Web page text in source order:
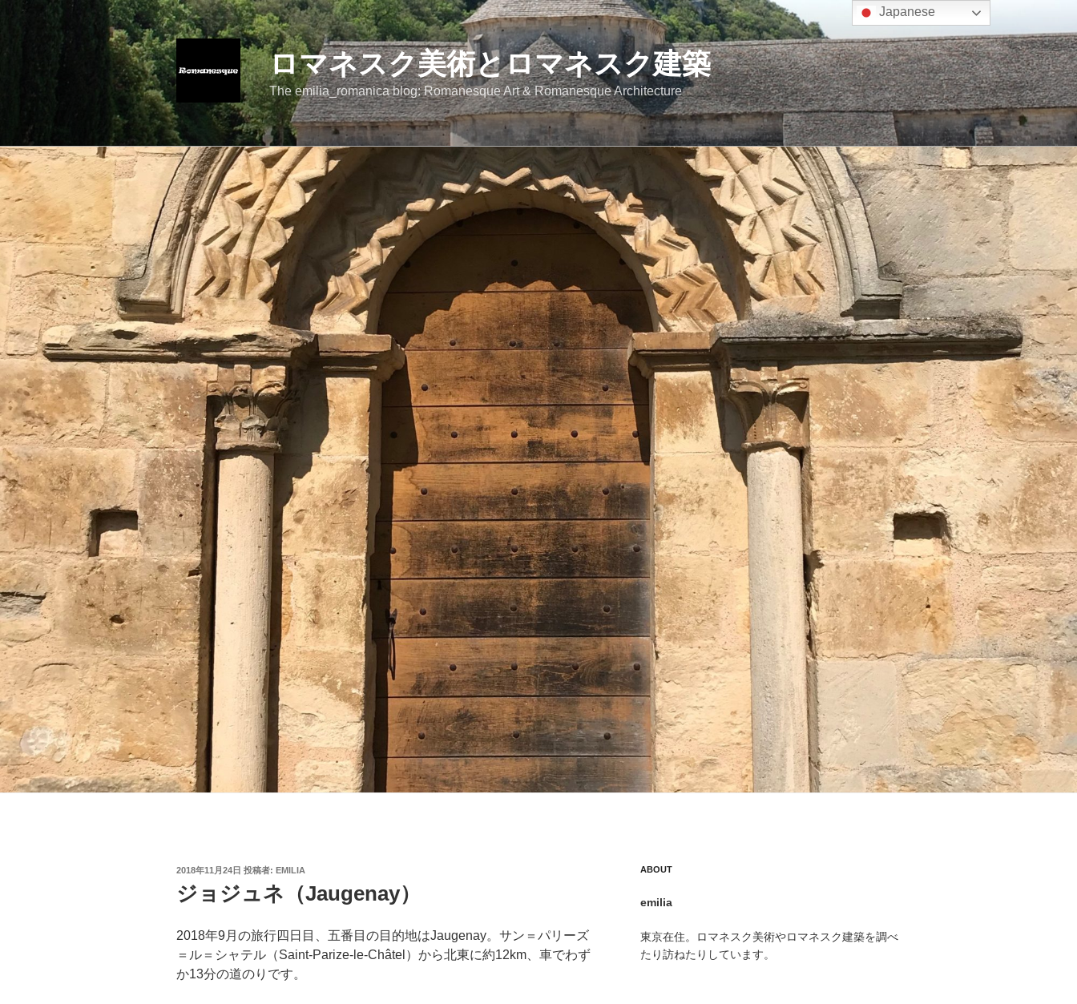
キ
ッ
ロマネスク美術とロマネスク建築
The emilia_romanica blog: Romanesque Art & Romanesque Architecture
投
日:
2018年11月24日 投稿者: EMILIA
ジョジュネ（Jaugenay）
2018年9月の旅行四日目、五番目の目的地はJaugenay。サン＝パリーズ
＝ル＝シャテル（Saint-Parize-le-Châtel）から北東に約12km、車でわず
か13分の道のりです。
ABOUT
emilia
東京在住。ロマネスク美術やロマネスク建築を調べ
たり訪ねたりしています。
Japanese